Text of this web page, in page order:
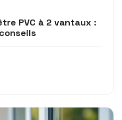
PVC à 2 vantaux :